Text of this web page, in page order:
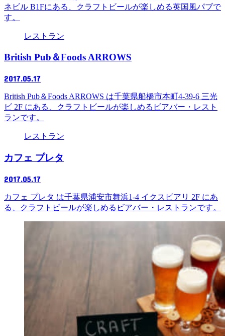
ネビル B1Fにある、クラフトビールが楽しめる英国風パブで
す。
レストラン
British Pub＆Foods ARROWS
2017.05.17
British Pub＆Foods ARROWS は千葉県船橋市本町4-39-6 三光
ビ 2F にある、クラフトビールが楽しめるビアバー・レスト
ランです。
レストラン
カフェ プレタ
2017.05.17
カフェ プレタ は千葉県浦安市舞浜1-4 イクスピアリ 2F にあ
る、クラフトビールが楽しめるビアバー・レストランです。